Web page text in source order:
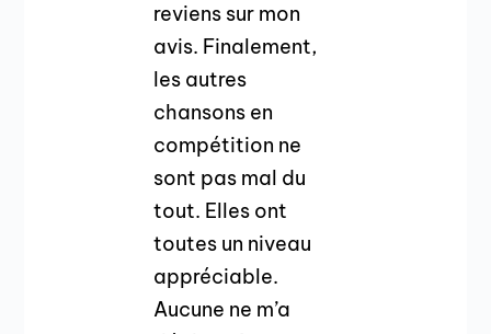
reviens sur mon
avis. Finalement,
les autres
chansons en
compétition ne
sont pas mal du
tout. Elles ont
toutes un niveau
appréciable.
Aucune ne m’a